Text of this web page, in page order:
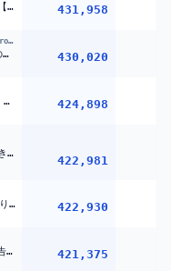
【3D】＃ホロライブ歌うま大賞【生放送】 431,958
ローレン・イロアス / Lauren Iroas【にじさんじ】
【#にじ甲2026】最終回 最後の夏、笑って終ろうぜ。【ローレン・イロアス/にじさんじ】 430,020
#1 さてさて、今回はどんな・・・? | VCR RUST【にじさんじ/叶】 424,898
【スプラ3】 俺らに一体何ができるんだ 【vccスプラ練】うるか イブラヒム 笹ティック
422,981
Pokémon Champions はじまりの王者決定戦 にじさんじ杯【#ポケチャンにじさんじ杯】 422,930
【 3D 】８周年記念?みこち密告⁉超❣重大発表だにぇ～～～‼【#みこち超重大発表】 421,375